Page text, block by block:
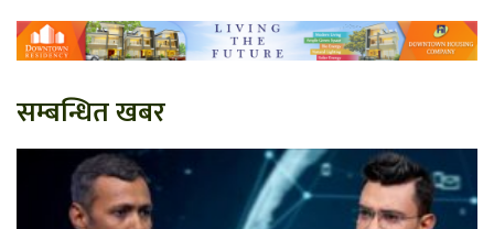
सम्बन्धित खबर